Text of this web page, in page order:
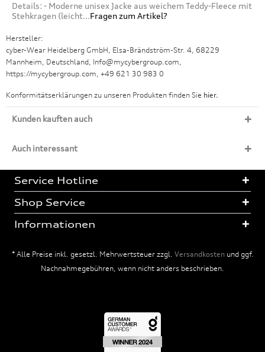
Details: - Moderne unisex Jacke aus weichem Teddy-Fleece mit
Stehkragen (leicht...Fragen zum Artikel?
Hersteller:
cyber-Wear Heidelberg GmbH, Elsa-Brändström-Str. 4, 68229
Mannheim, Deutschland, Info@mycybergroup.com,
https://mycybergroup.com, +49 621 30 983 0
Konformitätserklärungen zu unseren Produkten finden Sie hier.
Kunden kauften auch
Auch interessant
Service Hotline
Shop Service
Informationen
* Alle Preise inkl. gesetzl. Mehrwertsteuer zzgl. Versandkostenund ggf.
Nachnahmegebühren, wenn nicht anders beschrieben.